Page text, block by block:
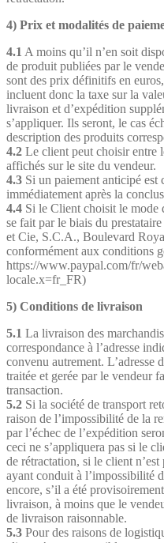
4) Prix et modalités de
4.1 A moins qu’il n’en soit
de produit publiées par le
sont des prix définitifs en
incluent donc la taxe sur la
livraison et d’expédition
s’appliquer. Ils seront, le cas
description des produits
4.2 Le client peut choisir entre
affichés sur le site du vendeur.
4.3 Si un paiement anticipé
immédiatement après la
4.4 Si le Client choisit le mode
se fait par le biais du
et Cie, S.C.A., Boulevard
conformément aux conditions
https://www.paypal.com/fr/
locale.x=fr_FR)
5) Conditions de livraison
5.1 La livraison des
correspondance à l’adresse
convenu autrement. L’adresse
traitée et gerée par le vendeur
transaction.
5.2 Si la société de transport
raison de l’impossibilité de la
par l’échec de l’expédition
ceci ne s’appliquera pas si le
de rétractation, si le client n’est
ayant conduit à l’impossibilité
encore, s’il a été
livraison, à moins que le
de livraison raisonnable.
5.3 Pour des raisons de